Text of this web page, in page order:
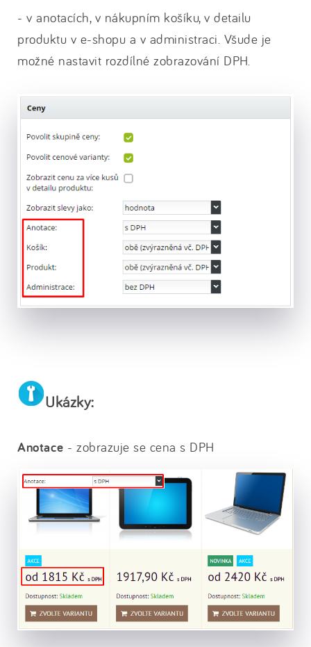
- v anotacích, v nákupním košíku, v detailu
produktu v e-shopu a v administraci. Všude je
možné nastavit rozdílné zobrazování DPH.
Ukázky:
Anotace - zobrazuje se cena s DPH